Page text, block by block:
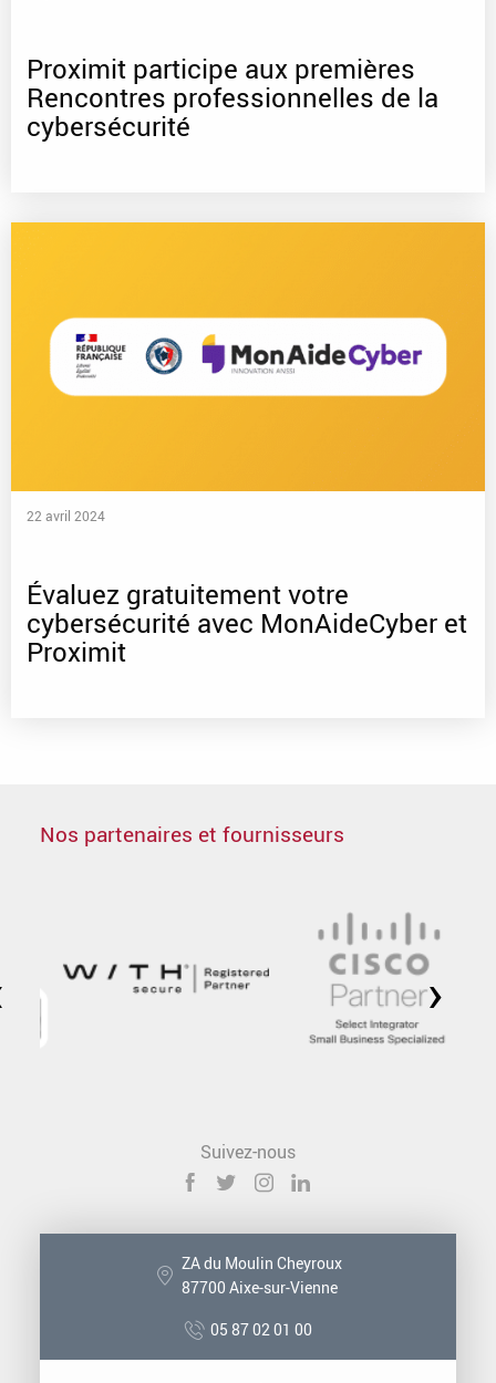
Proximit participe aux premières
Rencontres professionnelles de la
cybersécurité
22 avril 2024
Évaluez gratuitement votre
cybersécurité avec MonAideCyber et
Proximit
Nos partenaires et fournisseurs
›
Suivez-nous
ZA du Moulin Cheyroux
87700 Aixe-sur-Vienne
05 87 02 01 00